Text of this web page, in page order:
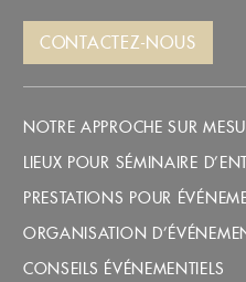
CONTACTEZ-NOUS
NOTRE APPROCHE SUR
LIEUX POUR SÉMINAIRE
PRESTATIONS POUR
ORGANISATION
CONSEILS ÉVÉNEMENTIELS